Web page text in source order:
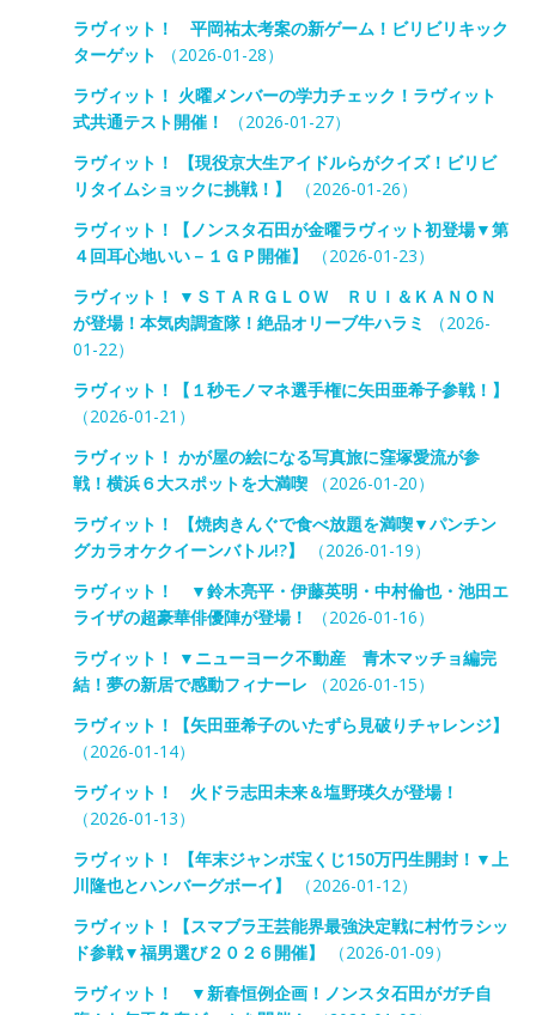
ラヴィット！ 平岡祐太考案の新ゲーム！ビリビリキック
ターゲット
（2026-01-28）
ラヴィット！ 火曜メンバーの学力チェック！ラヴィット
式共通テスト開催！
（2026-01-27）
ラヴィット！ 【現役京大生アイドルらがクイズ！ビリビ
リタイムショックに挑戦！】
（2026-01-26）
ラヴィット！【ノンスタ石田が金曜ラヴィット初登場▼第
４回耳心地いい－１ＧＰ開催】
（2026-01-23）
ラヴィット！ ▼ＳＴＡＲＧＬＯＷ ＲＵＩ＆ＫＡＮＯＮ
が登場！本気肉調査隊！絶品オリーブ牛ハラミ
（2026-
01-22）
ラヴィット！【１秒モノマネ選手権に矢田亜希子参戦！】
（2026-01-21）
ラヴィット！ かが屋の絵になる写真旅に窪塚愛流が参
戦！横浜６大スポットを大満喫（2026-01-20）
ラヴィット！ 【焼肉きんぐで食べ放題を満喫▼パンチン
グカラオケクイーンバトル!?】
（2026-01-19）
ラヴィット！ ▼鈴木亮平・伊藤英明・中村倫也・池田エ
ライザの超豪華俳優陣が登場！
（2026-01-16）
ラヴィット！ ▼ニューヨーク不動産 青木マッチョ編完
結！夢の新居で感動フィナーレ （2026-01-15）
ラヴィット！【矢田亜希子のいたずら見破りチャレンジ】
（2026-01-14）
ラヴィット！ 火ドラ志田未来＆塩野瑛久が登場！
（2026-01-13）
ラヴィット！ 【年末ジャンボ宝くじ150万円生開封！▼上
川隆也とハンバーグボーイ】
（2026-01-12）
ラヴィット！【スマブラ王芸能界最強決定戦に村竹ラシッ
ド参戦▼福男選び２０２６開催】
（2026-01-09）
ラヴィット！ ▼新春恒例企画！ノンスタ石田がガチ自